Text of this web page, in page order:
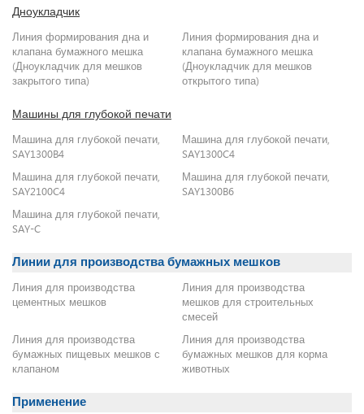
Дноукладчик
Линия формирования дна и
клапана бумажного мешка
(Дноукладчик для мешков
закрытого типа)
Линия формирования дна и
клапана бумажного мешка
(Дноукладчик для мешков
открытого типа)
Машины для глубокой печати
Машина для глубокой печати,
SAY1300B4
Машина для глубокой печати,
SAY1300C4
Машина для глубокой печати,
SAY2100C4
Машина для глубокой печати,
SAY1300B6
Машина для глубокой печати,
SAY-C
Линии для производства бумажных мешков
Линия для производства
цементных мешков
Линия для производства
мешков для строительных
смесей
Линия для производства
бумажных пищевых мешков с
клапаном
Линия для производства
бумажных мешков для корма
животных
Применение